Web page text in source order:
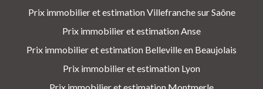
Prix immobilier et estimation Villefranche sur Saône
Prix immobilier et estimation Anse
Prix immobilier et estimation Belleville en Beaujolais
Prix immobilier et estimation Lyon